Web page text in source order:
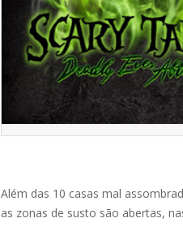
Além das 10 casas mal
as zonas de susto são abertas,